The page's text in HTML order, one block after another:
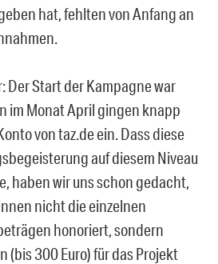
hat, fehlten von Anfang an
Der Start der Kampagne war
im Monat April gingen knapp
von taz.de ein. Dass diese
auf diesem Niveau
haben wir uns schon gedacht,
nicht die einzelnen
honoriert, sondern
(bis 300 Euro) für das Projekt